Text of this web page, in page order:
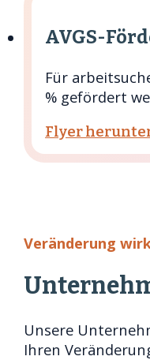
AVGS-
Für
% gefördert
Flyer
Veränderung
Unsere
Ihren